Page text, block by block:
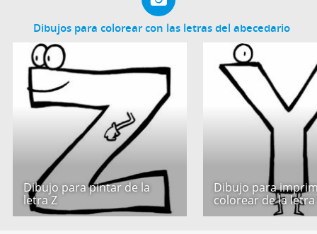
Dibujos para colorear con las letras del abecedario
Dibujo para pintar de la
letra Z
Dibujo para
colorear de la letra